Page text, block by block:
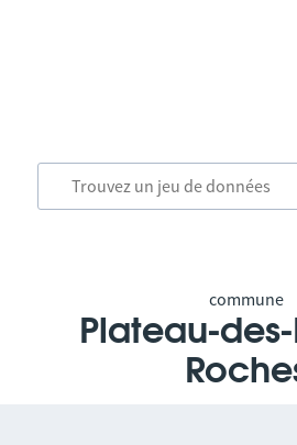
commune
Plateau-